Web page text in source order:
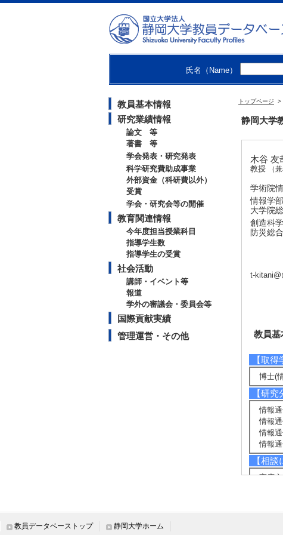
氏名（Name）
教員基本情報
研究業績情報
論文 等
著書 等
学会発表・研究発表
科学研究費助成事業
外部資金（科研費以外）
受賞
学会・研究会等の開催
教育関連情報
今年度担当授業科目
指導学生数
指導学生の受賞
社会活動
講師・イベント等
報道
学外の審議会・委員会等
国際貢献実績
管理運営・その他
トップページ >
静岡大学
木谷 友
教授 （
学術院
情報学
大学院
創造科
防災総
t-
教員基
【取得
博士(
【研究
情報
情報
情報
情報
【相
高度
セン
教員データベーストップ 静岡大学ホーム